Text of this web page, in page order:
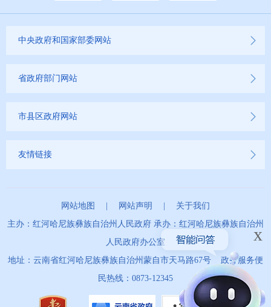
中央政府和国家部委网站
省政府部门网站
市县区政府网站
友情链接
网站地图 网站声明
关于我们
主办：红河哈尼族彝族自治州人民政府 承办：红河哈尼族彝族自治州
人民政府办公室
地址：云南省红河哈尼族彝族自治州蒙自市天马路67号 政务服务便
民热线：0873-12345
x